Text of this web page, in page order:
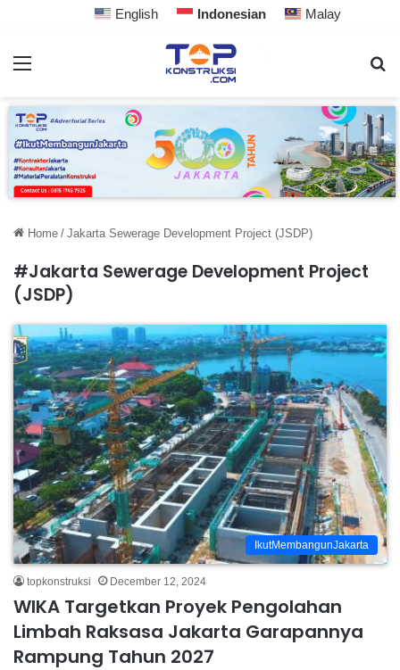
English Indonesian Malay
Home / Jakarta Sewerage Development Project (JSDP)
#Jakarta Sewerage Development Project
(JSDP)
IkutMembangunJakarta
topkonstruksi December 12, 2024
WIKA Targetkan Proyek Pengolahan
Limbah Raksasa Jakarta Garapannya
Rampung Tahun 2027